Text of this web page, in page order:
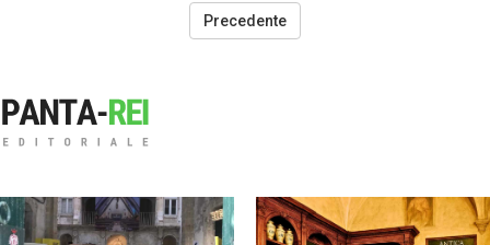
Precedente